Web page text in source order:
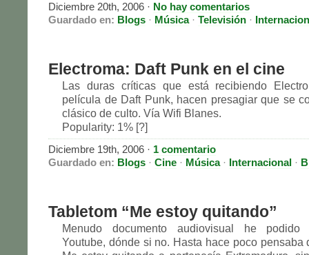
Diciembre 20th, 2006 · No hay comentarios
Guardado en: Blogs · Música· Televisión ·
Electroma: Daft Punk en el cine
Las duras críticas que está recibiendo
película de Daft Punk, hacen presagiar que se
clásico de culto. Vía Wifi Blanes.
Popularity: 1% [?]
Diciembre 19th, 2006 · 1 comentario
Guardado en: Blogs · Cine · Música· Internacional ·
Tabletom “Me estoy quitando”
Menudo documento audiovisual he podido
Youtube, dónde si no. Hasta hace poco pensaba